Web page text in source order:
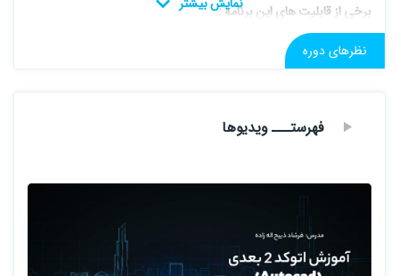
برخی از قابلیت های این برنامه :
5.توان بازیابی فایل‌های از دست‌رفته
نظرهای دوره
فهرستـــ ویدیوها